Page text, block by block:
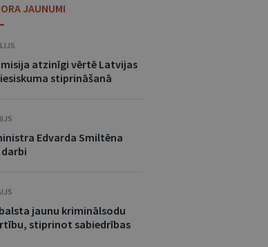
JAUNUMI
atzinīgi vērtē Latvijas
stiprināšanā
Edvarda Smiltēna
jaunu kriminālsodu
stiprinot sabiedrības